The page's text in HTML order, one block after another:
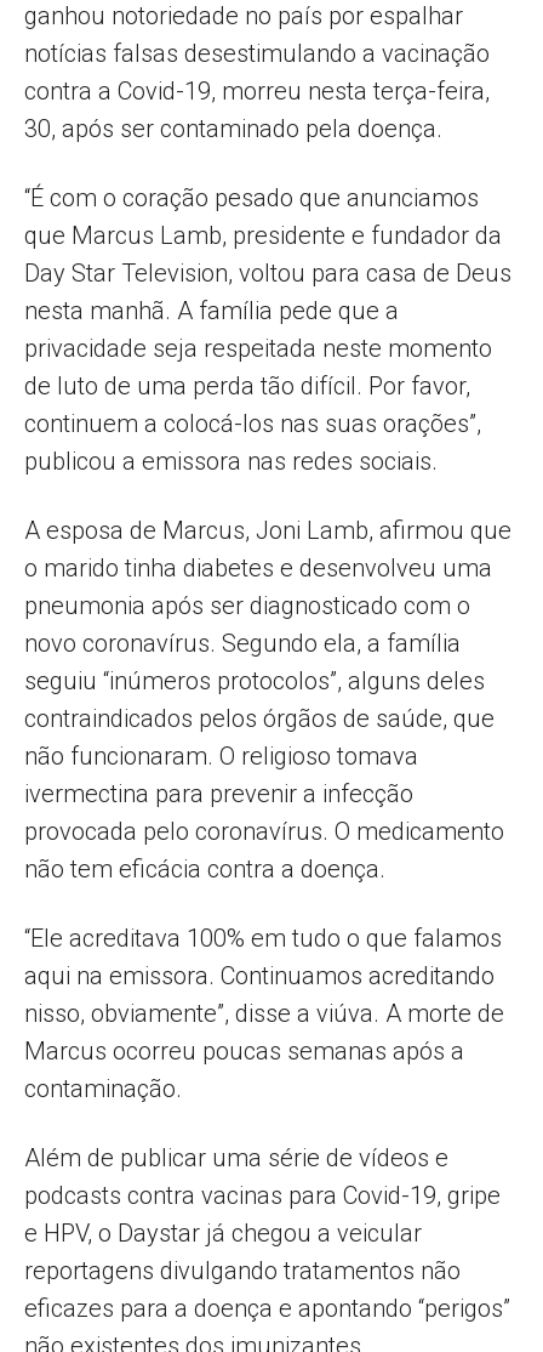
ganhou notoriedade no país por espalhar
notícias falsas desestimulando a vacinação
contra a Covid-19, morreu nesta terça-feira,
30, após ser contaminado pela doença.
“É com o coração pesado que anunciamos
que Marcus Lamb, presidente e fundador da
Day Star Television, voltou para casa de Deus
nesta manhã. A família pede que a
privacidade seja respeitada neste momento
de luto de uma perda tão difícil. Por favor,
continuem a colocá-los nas suas orações”,
publicou a emissora nas redes sociais.
A esposa de Marcus, Joni Lamb, afirmou que
o marido tinha diabetes e desenvolveu uma
pneumonia após ser diagnosticado com o
novo coronavírus. Segundo ela, a família
seguiu “inúmeros protocolos”, alguns deles
contraindicados pelos órgãos de saúde, que
não funcionaram. O religioso tomava
ivermectina para prevenir a infecção
provocada pelo coronavírus. O medicamento
não tem eficácia contra a doença.
“Ele acreditava 100% em tudo o que falamos
aqui na emissora. Continuamos acreditando
nisso, obviamente”, disse a viúva. A morte de
Marcus ocorreu poucas semanas após a
contaminação.
Além de publicar uma série de vídeos e
podcasts contra vacinas para Covid-19, gripe
e HPV, o Daystar já chegou a veicular
reportagens divulgando tratamentos não
eficazes para a doença e apontando “perigos”
não existentes dos imunizantes.